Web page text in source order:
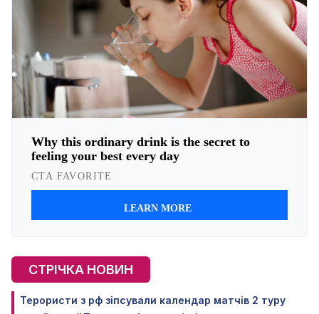
СТРІЧКА НОВИН
Терористи з рф зіпсували календар матчів 2 туру